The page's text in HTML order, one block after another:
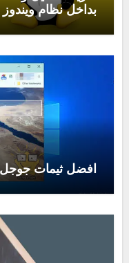
بداخل نظام ويندوز
افضل ثيمات جوجل